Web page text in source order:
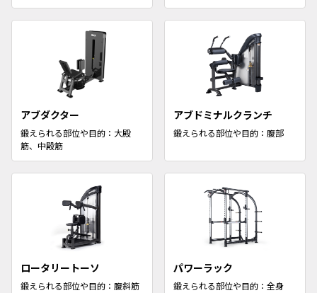
アブダクター
鍛えられる部位や目的：大殿
筋、中殿筋
アブドミナルクランチ
鍛えられる部位や目的：腹部
ロータリートーソ
鍛えられる部位や目的：腹斜筋
パワーラック
鍛えられる部位や目的：全身